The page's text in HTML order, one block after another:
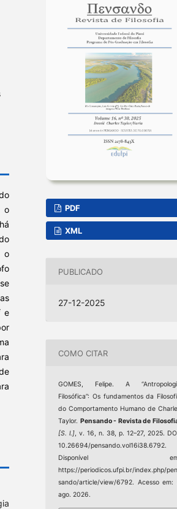
o
o
e
PDF
XML
PUBLICADO
27-12-2025
COMO CITAR
GOMES, Felipe. A
Filosófica”: Os fundamentos da
do Comportamento Humano de
Taylor. Pensando - Revista de
[S. l.], v. 16, n. 38, p. 12–27, 2025.
10.26694/pensando.vol16i38.6792.
Disponível
https://periodicos.ufpi.br/index.php/pen
sando/article/view/6792. Acesso em:
ago. 2026.